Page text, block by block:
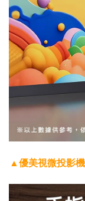
▲優美視微投影